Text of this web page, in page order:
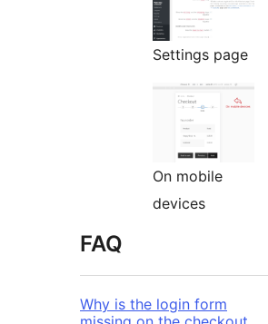
Settings page
On mobile
devices
FAQ
Why is the login form